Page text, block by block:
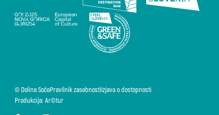
© Dolina SočePravilnik zasebnostiIzjava o dostopnosti
Produkcija: Ar©tur